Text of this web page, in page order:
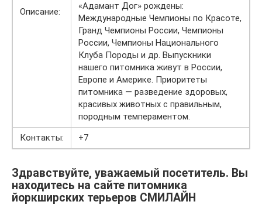
Описание:
«Адамант Дог» рождены:
Международные Чемпионы по Красоте,
Гранд Чемпионы России, Чемпионы
России, Чемпионы Национального
Клуба Породы и др. Выпускники
нашего питомника живут в России,
Европе и Америке. Приоритеты
питомника — разведение здоровых,
красивых животных с правильным,
породным темпераментом.
Контакты:
+7
Здравствуйте, уважаемый посетитель. Вы
находитесь на сайте питомника
йоркширских терьеров СМИЛАЙН